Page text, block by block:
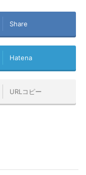
Share
Hatena
URLコピー